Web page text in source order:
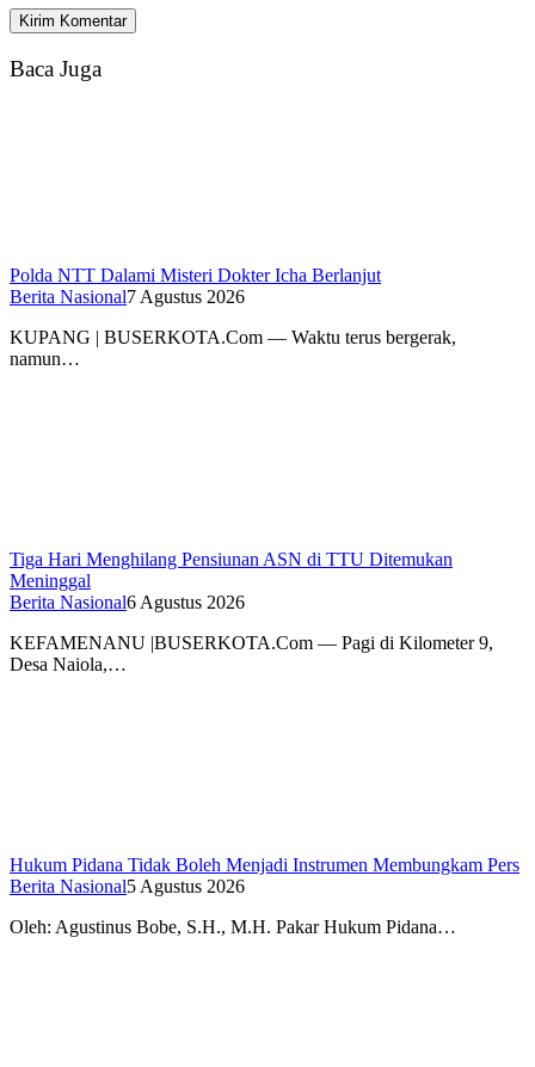
Baca Juga
Polda NTT Dalami Misteri Dokter Icha Berlanjut
Berita Nasional7 Agustus 2026
KUPANG | BUSERKOTA.Com — Waktu terus bergerak,
namun…
Tiga Hari Menghilang Pensiunan ASN di TTU Ditemukan
Meninggal
Berita Nasional6 Agustus 2026
KEFAMENANU |BUSERKOTA.Com — Pagi di Kilometer 9,
Desa Naiola,…
Hukum Pidana Tidak Boleh Menjadi Instrumen Membungkam Pers
Berita Nasional5 Agustus 2026
Oleh: Agustinus Bobe, S.H., M.H. Pakar Hukum Pidana…